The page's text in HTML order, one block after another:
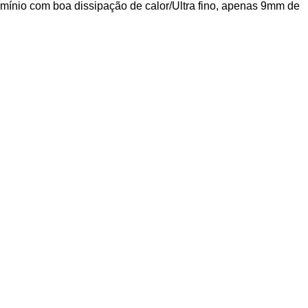
com boa dissipação de calor/Ultra fino, apenas 9mm de